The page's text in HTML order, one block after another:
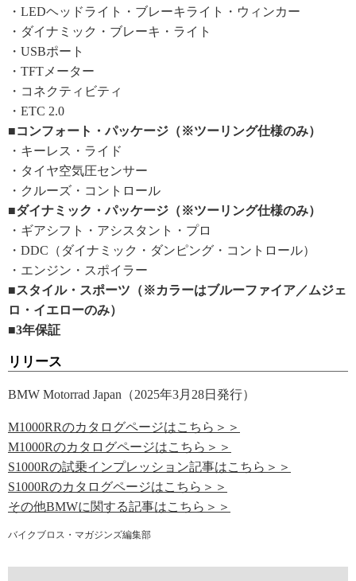
・LEDヘッドライト・ブレーキライト・ウィンカー
・ダイナミック・ブレーキ・ライト
・USBポート
・TFTメーター
・コネクティビティ
・ETC 2.0
■コンフォート・パッケージ（※ツーリング仕様のみ）
・キーレス・ライド
・タイヤ空気圧センサー
・クルーズ・コントロール
■ダイナミック・パッケージ（※ツーリング仕様のみ）
・ギアシフト・アシスタント・プロ
・DDC（ダイナミック・ダンピング・コントロール）
・エンジン・スポイラー
■スタイル・スポーツ（※カラーはブルーファイア／ムジェ
ロ・イエローのみ）
■3年保証
リリース
BMW Motorrad Japan（2025年3月28日発行）
M1000RRのカタログページはこちら＞＞
M1000Rのカタログページはこちら＞＞
S1000Rの試乗インプレッション記事はこちら＞＞
S1000Rのカタログページはこちら＞＞
その他BMWに関する記事はこちら＞＞
バイクブロス・マガジンズ編集部